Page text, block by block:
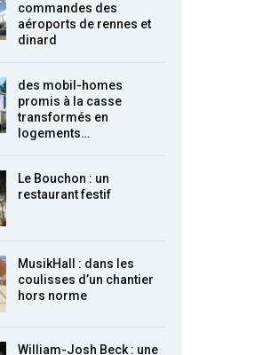
commandes des
aéroports de rennes et
dinard
des mobil-homes
promis à la casse
transformés en
logements…
Le Bouchon : un
restaurant festif
MusikHall : dans les
coulisses d’un chantier
hors norme
William-Josh Beck : une